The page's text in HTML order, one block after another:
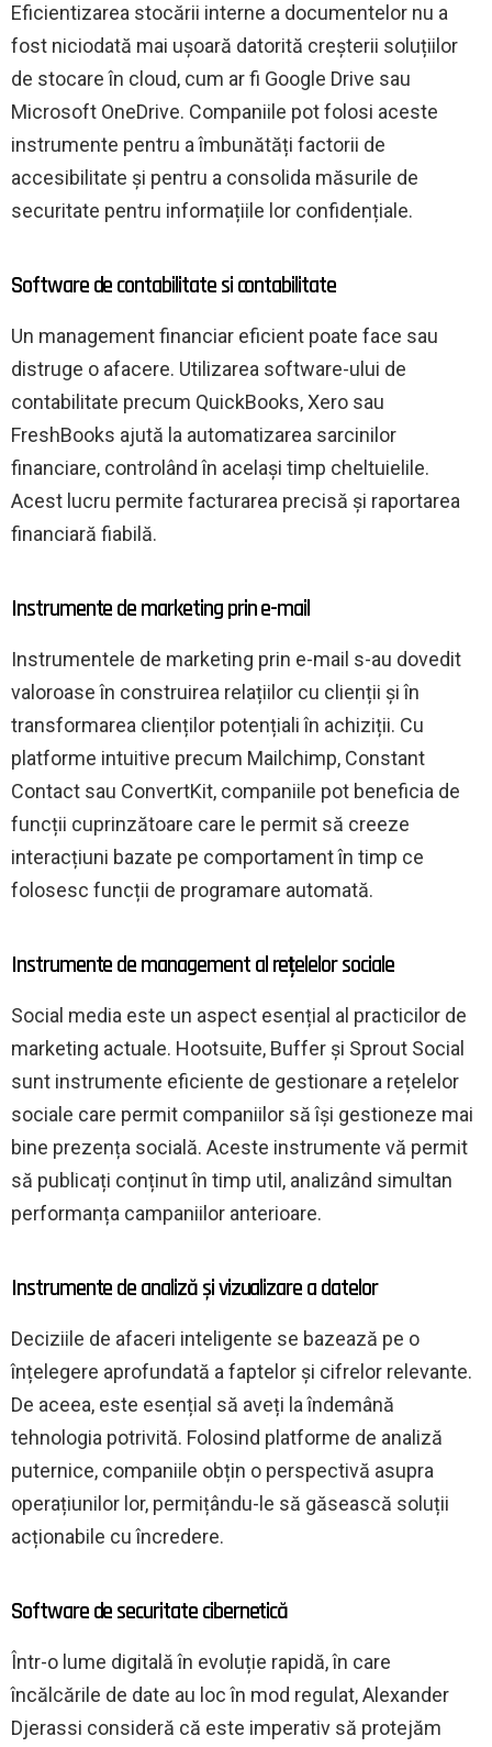
Eficientizarea stocării interne a documentelor nu a
fost niciodată mai ușoară datorită creșterii soluțiilor
de stocare în cloud, cum ar fi Google Drive sau
Microsoft OneDrive. Companiile pot folosi aceste
instrumente pentru a îmbunătăți factorii de
accesibilitate și pentru a consolida măsurile de
securitate pentru informațiile lor confidențiale.
Software de contabilitate si contabilitate
Un management financiar eficient poate face sau
distruge o afacere. Utilizarea software-ului de
contabilitate precum QuickBooks, Xero sau
FreshBooks ajută la automatizarea sarcinilor
financiare, controlând în același timp cheltuielile.
Acest lucru permite facturarea precisă și raportarea
financiară fiabilă.
Instrumente de marketing prin e-mail
Instrumentele de marketing prin e-mail s-au dovedit
valoroase în construirea relațiilor cu clienții și în
transformarea clienților potențiali în achiziții. Cu
platforme intuitive precum Mailchimp, Constant
Contact sau ConvertKit, companiile pot beneficia de
funcții cuprinzătoare care le permit să creeze
interacțiuni bazate pe comportament în timp ce
folosesc funcții de programare automată.
Instrumente de management al rețelelor sociale
Social media este un aspect esențial al practicilor de
marketing actuale. Hootsuite, Buffer și Sprout Social
sunt instrumente eficiente de gestionare a rețelelor
sociale care permit companiilor să își gestioneze mai
bine prezența socială. Aceste instrumente vă permit
să publicați conținut în timp util, analizând simultan
performanța campaniilor anterioare.
Instrumente de analiză și vizualizare a datelor
Deciziile de afaceri inteligente se bazează pe o
înțelegere aprofundată a faptelor și cifrelor relevante.
De aceea, este esențial să aveți la îndemână
tehnologia potrivită. Folosind platforme de analiză
puternice, companiile obțin o perspectivă asupra
operațiunilor lor, permițându-le să găsească soluții
acționabile cu încredere.
Software de securitate cibernetică
Într-o lume digitală în evoluție rapidă, în care
încălcările de date au loc în mod regulat, Alexander
Djerassi consideră că este imperativ să protejăm